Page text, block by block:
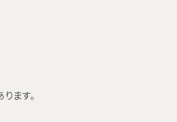
ます。